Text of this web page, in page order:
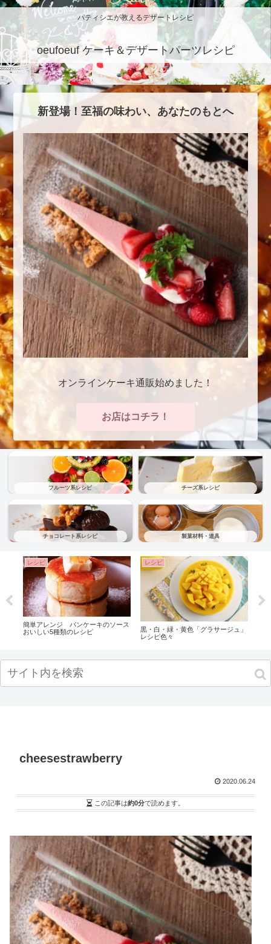
パティシエが教えるデザートレシピ
oeufoeuf ケーキ＆デザートパーツレシピ
新登場！至福の味わい、あなたのもとへ
オンラインケーキ通販始めました！
お店はコチラ！
フルーツ系レシピ チーズ系レシピ
チョコレート系レシピ 製菓材料・道具
レシピ
簡単アレンジ パンケーキのソース
おいしい5種類のレシピ
レシピ
黒・白・緑・黄色「グラサージュ」
レシピ色々
cheesestrawberry
2020.06.24
この記事は約0分で読めます。